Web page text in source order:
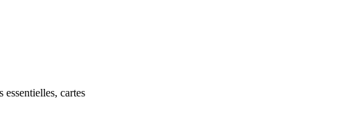
cartes